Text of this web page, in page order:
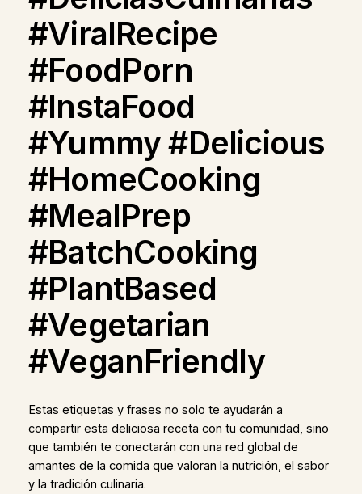
#ViralRecipe
#FoodPorn
#InstaFood
#Yummy #Delicious
#HomeCooking
#MealPrep
#BatchCooking
#PlantBased
#Vegetarian
#VeganFriendly
Estas etiquetas y frases no solo te ayudarán a
compartir esta deliciosa receta con tu comunidad, sino
que también te conectarán con una red global de
amantes de la comida que valoran la nutrición, el sabor
y la tradición culinaria.